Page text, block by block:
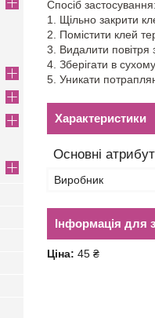
Спосіб застосування:
1. Щільно закрити
2. Помістити клей
3. Видалити повітря
4. Зберігати в
5. Уникати
Характеристики
Основні
Виробник
Інформація для
Ціна: 45 ₴